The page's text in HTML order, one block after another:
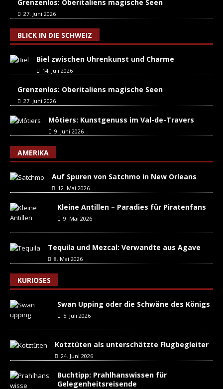
Grenzenlos: Oberitaliens magische Seen
27. Juni 2026
BLICK IN DIE SCHWEIZ
Biel zwischen Uhrenkunst und Charme
14. Juli 2026
Grenzenlos: Oberitaliens magische Seen
27. Juni 2026
Môtiers: Kunstgenuss im Val-de-Travers
9. Juni 2026
AMERIKA
Auf Spuren von Satchmo in New Orleans
12. Mai 2026
Kleine Antillen – Paradies für Piratenfans
9. Mai 2026
Tequila und Mezcal: Verwandte aus Agave
8. Mai 2026
KURIOSES
Swan Upping oder die Schwäne des Königs
5. Juli 2026
Kotztüten als unterschätzte Flugbegleiter
24. Juni 2026
Buchtipp: Prahlhanswissen für
Gelegenheitsreisende